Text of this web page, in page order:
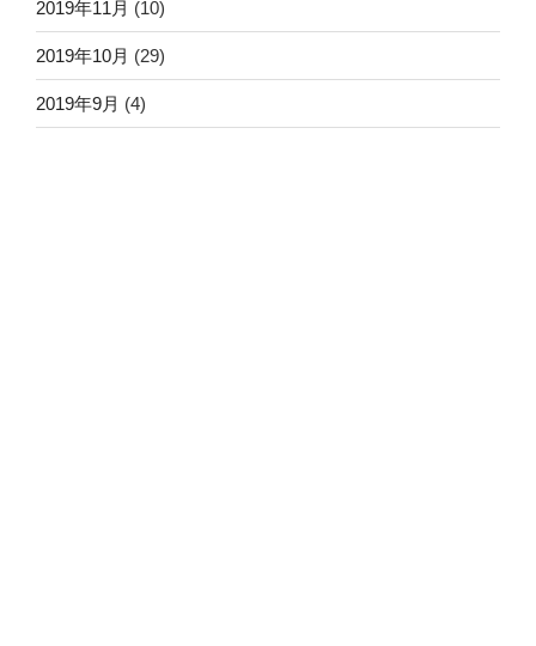
2019年11月 (10)
2019年10月 (29)
2019年9月 (4)